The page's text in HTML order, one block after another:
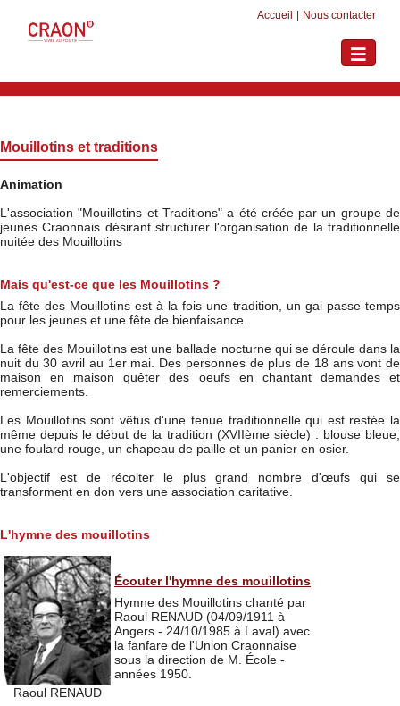
Accueil Nous contacter
Toggle
Mouillotins et traditions
Animation
L'association "Mouillotins et Traditions" a été créée par un groupe de
jeunes Craonnais désirant structurer l'organisation de la traditionnelle
nuitée des Mouillotins
Mais qu'est-ce que les Mouillotins ?
La fête des Mouillotins est à la fois une tradition, un gai passe-temps
pour les jeunes et une fête de bienfaisance.
La fête des Mouillotins est une ballade nocturne qui se déroule dans la
nuit du 30 avril au 1er mai. Des personnes de plus de 18 ans vont de
maison en maison quêter des oeufs en chantant demandes et
remerciements.
Les Mouillotins sont vêtus d'une tenue traditionnelle qui est restée la
même depuis le début de la tradition (XVIIème siècle) : blouse bleue,
une foulard rouge, un chapeau de paille et un panier en osier.
L'objectif est de récolter le plus grand nombre d'œufs qui se
transforment en don vers une association caritative.
L'hymne des mouillotins
Raoul RENAUD
Écouter l'hymne des mouillotins
Hymne des Mouillotins chanté par
Raoul RENAUD (04/09/1911 à
Angers - 24/10/1985 à Laval) avec
la fanfare de l'Union Craonnaise
sous la direction de M. École -
années 1950.